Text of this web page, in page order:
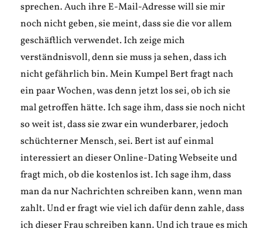
sprechen. Auch ihre E-Mail-Adresse will sie mir
noch nicht geben, sie meint, dass sie die vor allem
geschäftlich verwendet. Ich zeige mich
verständnisvoll, denn sie muss ja sehen, dass ich
nicht gefährlich bin. Mein Kumpel Bert fragt nach
ein paar Wochen, was denn jetzt los sei, ob ich sie
mal getroffen hätte. Ich sage ihm, dass sie noch nicht
so weit ist, dass sie zwar ein wunderbarer, jedoch
schüchterner Mensch, sei. Bert ist auf einmal
interessiert an dieser Online-Dating Webseite und
fragt mich, ob die kostenlos ist. Ich sage ihm, dass
man da nur Nachrichten schreiben kann, wenn man
zahlt. Und er fragt wie viel ich dafür denn zahle, dass
ich dieser Frau schreiben kann. Und ich traue es mich